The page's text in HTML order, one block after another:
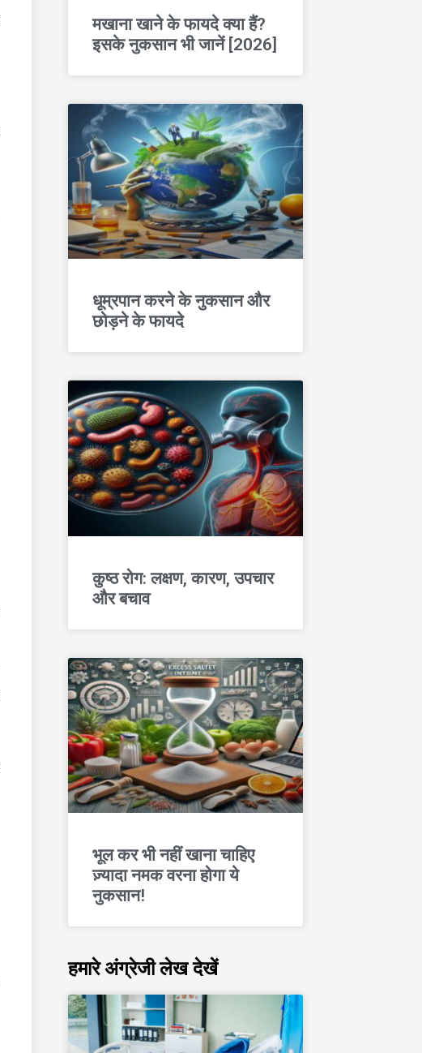
मखाना खाने के फायदे क्या हैं?
इसके नुकसान भी जानें [2026]
धूम्रपान करने के नुकसान और
छोड़ने के फायदे
कुष्ठ रोग: लक्षण, कारण, उपचार
और बचाव
भूल कर भी नहीं खाना चाहिए
ज़्यादा नमक वरना होगा ये
नुकसान!
हमारे अंग्रेजी लेख देखें